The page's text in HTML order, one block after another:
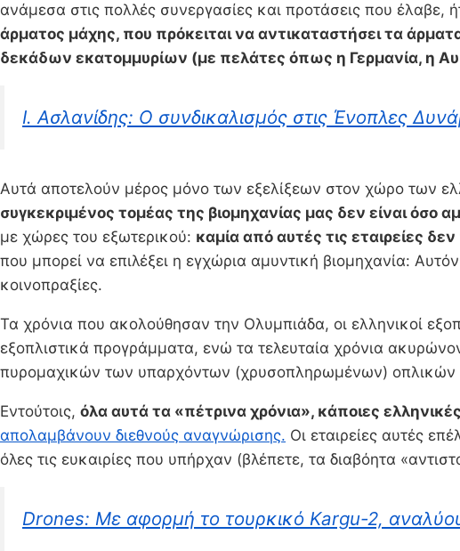
ανάμεσα στις πολλές συνεργασίες και προτάσεις που έλαβε,
άρματος μάχης, που πρόκειται να αντικαταστήσει τα
δεκάδων εκατομμυρίων (με πελάτες όπως η Γερμανία, η
Ι. Ασλανίδης: O συνδικαλισμός στις Ένοπλες
Αυτά αποτελούν μέρος μόνο των εξελίξεων στον χώρο των
συγκεκριμένος τομέας της βιομηχανίας μας δεν είναι όσο
με χώρες του εξωτερικού: καμία από αυτές τις εταιρείες
που μπορεί να επιλέξει η εγχώρια αμυντική βιομηχανία:
κοινοπραξίες.
Τα χρόνια που ακολούθησαν την Ολυμπιάδα, οι ελληνικοί
εξοπλιστικά προγράμματα, ενώ τα τελευταία χρόνια
πυρομαχικών των υπαρχόντων (χρυσοπληρωμένων) οπλικών
Εντούτοις, όλα αυτά τα «πέτρινα χρόνια», κάποιες
απολαμβάνουν διεθνούς αναγνώρισης. Οι εταιρείες αυτές
όλες τις ευκαιρίες που υπήρχαν (βλέπετε, τα διαβόητα
Drones: Με αφορμή το τουρκικό Kargu-2,